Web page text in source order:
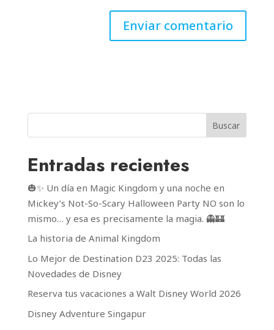
Buscar
Entradas recientes
🎃✨ Un día en Magic Kingdom y una noche en
Mickey’s Not-So-Scary Halloween Party NO son lo
mismo… y esa es precisamente la magia. 👻🏰
La historia de Animal Kingdom
Lo Mejor de Destination D23 2025: Todas las
Novedades de Disney
Reserva tus vacaciones a Walt Disney World 2026
Disney Adventure Singapur